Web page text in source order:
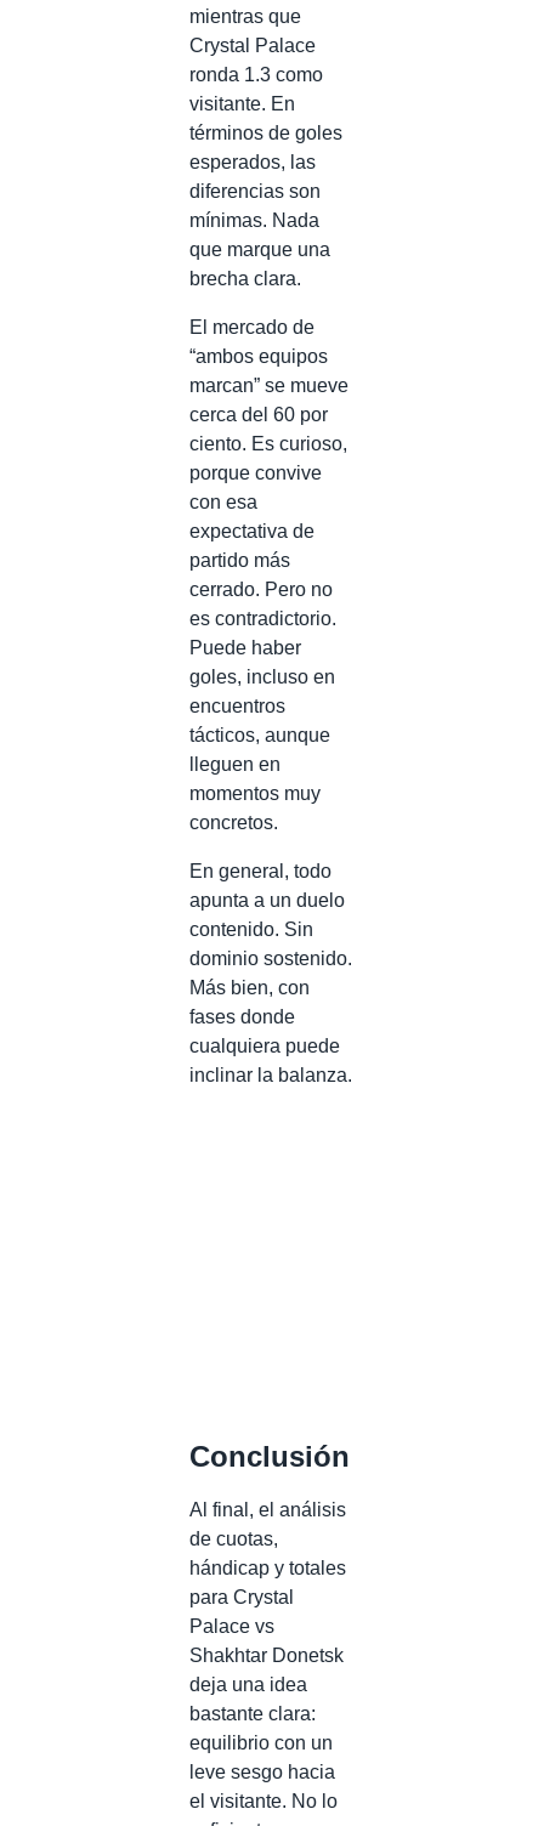
mientras que
Crystal Palace
ronda 1.3 como
visitante. En
términos de goles
esperados, las
diferencias son
mínimas. Nada
que marque una
brecha clara.
El mercado de
“ambos equipos
marcan” se mueve
cerca del 60 por
ciento. Es curioso,
porque convive
con esa
expectativa de
partido más
cerrado. Pero no
es contradictorio.
Puede haber
goles, incluso en
encuentros
tácticos, aunque
lleguen en
momentos muy
concretos.
En general, todo
apunta a un duelo
contenido. Sin
dominio sostenido.
Más bien, con
fases donde
cualquiera puede
inclinar la balanza.
Conclusión
Al final, el análisis
de cuotas,
hándicap y totales
para Crystal
Palace vs
Shakhtar Donetsk
deja una idea
bastante clara:
equilibrio con un
leve sesgo hacia
el visitante. No lo